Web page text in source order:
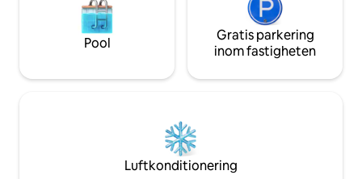
Pool
Gratis parkering
inom fastigheten
Luftkonditionering